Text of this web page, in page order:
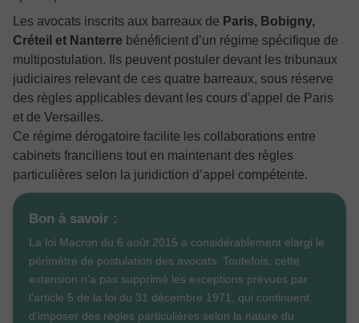
Les avocats inscrits aux barreaux de Paris, Bobigny,
Créteil et Nanterre bénéficient d’un régime spécifique de
multipostulation. Ils peuvent postuler devant les tribunaux
judiciaires relevant de ces quatre barreaux, sous réserve
des règles applicables devant les cours d’appel de Paris
et de Versailles.
Ce régime dérogatoire facilite les collaborations entre
cabinets franciliens tout en maintenant des règles
particulières selon la juridiction d’appel compétente.
Bon à savoir :
La loi Macron du 6 août 2015 a considérablement élargi le
périmètre de postulation des avocats. Toutefois, cette
extension n’a pas supprimé les exceptions prévues par
l’article 5 de la loi du 31 décembre 1971, qui continuent
d’imposer des règles particulières selon la nature du